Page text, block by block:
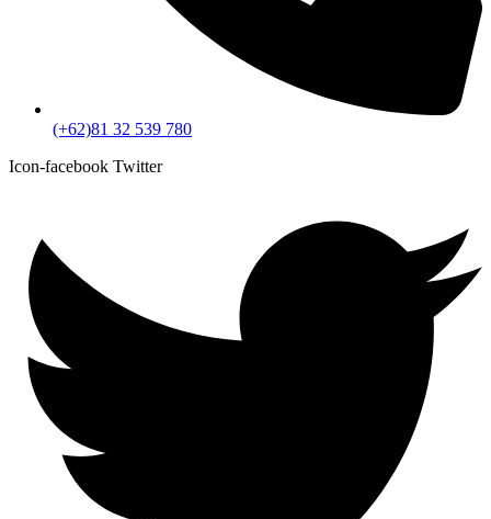
(+62)81 32 539 780
Icon-facebook Twitter